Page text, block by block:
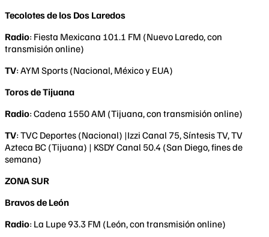
Tecolotes de los Dos Laredos
Radio: Fiesta Mexicana 101.1 FM (Nuevo Laredo, con
transmisión online)
TV: AYM Sports (Nacional, México y EUA)
Toros de Tijuana
Radio: Cadena 1550 AM (Tijuana, con transmisión online)
TV: TVC Deportes (Nacional) |Izzi Canal 75, Síntesis TV, TV
Azteca BC (Tijuana) | KSDY Canal 50.4 (San Diego, fines de
semana)
ZONA SUR
Bravos de León
Radio: La Lupe 93.3 FM (León, con transmisión online)